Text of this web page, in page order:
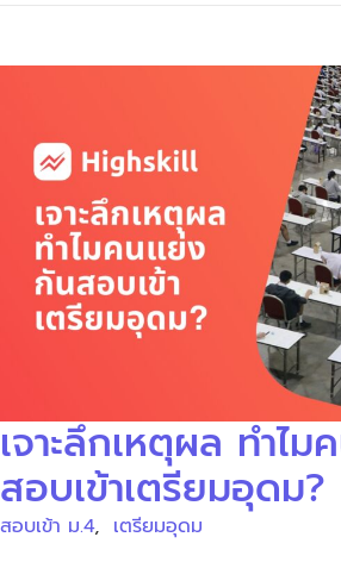
เจาะลึกเหตุผล ทำไ
สอบเข้าเตรียมอุดม?
สอบเข้า ม.4, เตรียมอุดม